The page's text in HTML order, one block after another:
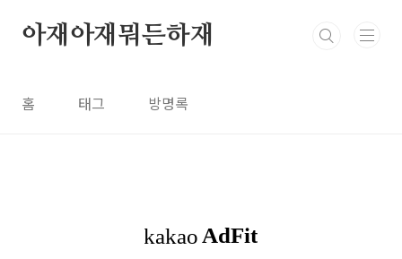
아재아재뭐든하재
홈 태그 방명록